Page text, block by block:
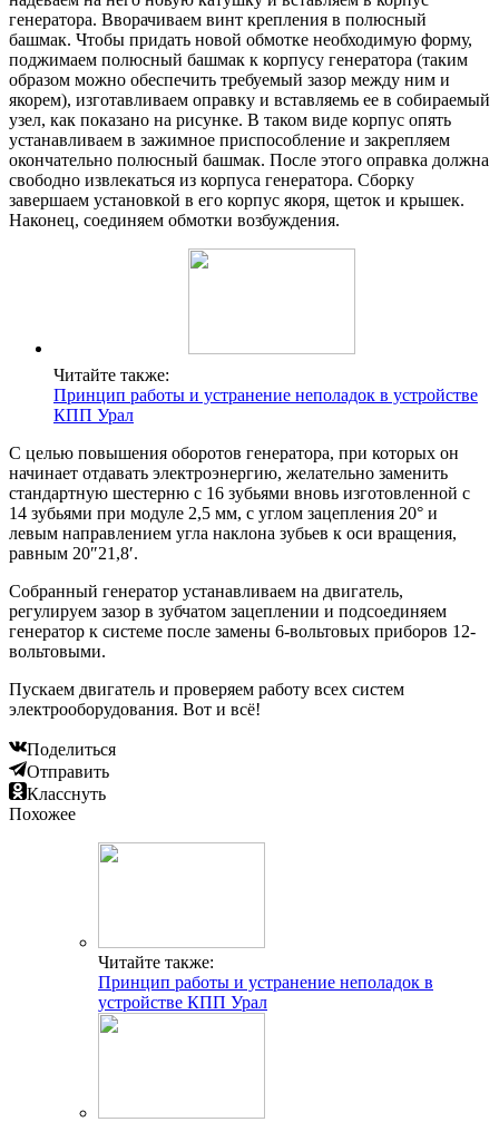
генератора. Вворачиваем винт крепления в полюсный
башмак. Чтобы придать новой обмотке необходимую форму,
поджимаем полюсный башмак к корпусу генератора (таким
образом можно обеспечить требуемый зазор между ним и
якорем), изготавливаем оправку и вставляемь ее в собираемый
узел, как показано на рисунке. В таком виде корпус опять
устанавливаем в зажимное приспособление и закрепляем
окончательно полюсный башмак. После этого оправка должна
свободно извлекаться из корпуса генератора. Сборку
завершаем установкой в его корпус якоря, щеток и крышек.
Наконец, соединяем обмотки возбуждения.
Читайте также:
Принцип работы и устранение неполадок в устройстве
КПП Урал
С целью повышения оборотов генератора, при которых он
начинает отдавать электроэнергию, желательно заменить
стандартную шестерню с 16 зубьями вновь изготовленной с
14 зубьями при модуле 2,5 мм, с углом зацепления 20° и
левым направлением угла наклона зубьев к оси вращения,
равным 20″21,8′.
Собранный генератор устанавливаем на двигатель,
регулируем зазор в зубчатом зацеплении и подсоединяем
генератор к системе после замены 6-вольтовых приборов 12-
вольтовыми.
Пускаем двигатель и проверяем работу всех систем
электрооборудования. Вот и всё!
Поделиться
Отправить
Класснуть
Похожее
Читайте также:
Принцип работы и устранение неполадок в
устройстве КПП Урал